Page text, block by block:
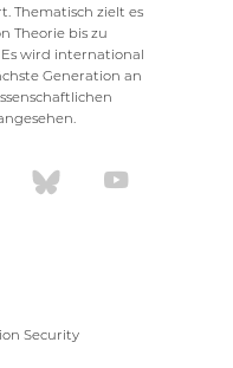
Thematisch zielt es
Theorie bis zu
wird international
Generation an
Security